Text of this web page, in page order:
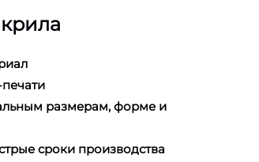
размерам, форме и
сроки производства